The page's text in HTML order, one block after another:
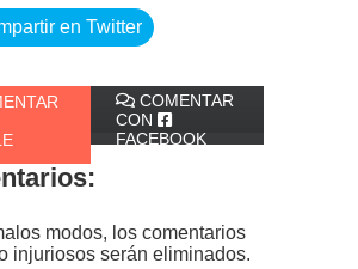
en Twitter
COMENTAR
CON
FACEBOOK
modos, los comentarios
injuriosos serán eliminados.